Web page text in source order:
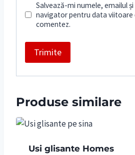
Salvează-mi numele, emailul
navigator pentru data viitoare
comentez.
Produse similare
Usi glisante Homes